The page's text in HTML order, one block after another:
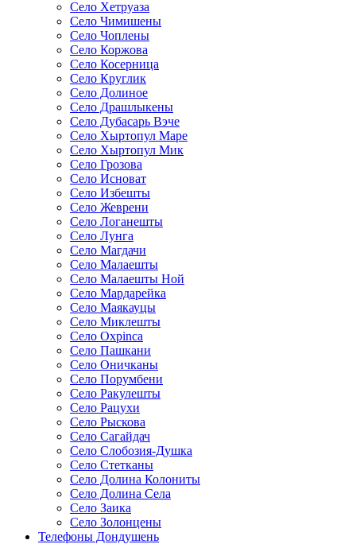
Село Хетруаза
Село Чимишены
Село Чоплены
Село Коржова
Село Косерница
Село Круглик
Село Долиное
Село Драшлыкены
Село Дубасарь Вэче
Село Хыртопул Маре
Село Хыртопул Мик
Село Грозова
Село Исноват
Село Избешты
Село Жеврени
Село Логанешты
Село Лунга
Село Магдачи
Село Малаешты
Село Малаешты Ной
Село Мардарейка
Село Маякауцы
Село Миклешты
Село Охрinca
Село Пашкани
Село Оничканы
Село Порумбени
Село Ракулешты
Село Рацухи
Село Рыскова
Село Сагайдач
Село Слобозия-Душка
Село Стетканы
Село Долина Колониты
Село Долина Села
Село Заика
Село Золонцены
Телефоны Дондушень